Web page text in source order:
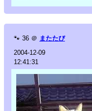
🐾 36 ＠ またたび
2004-12-09
12:41:31